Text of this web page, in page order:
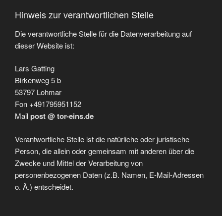
Hinweis zur verantwortlichen Stelle
Die verantwortliche Stelle für die Datenverarbeitung auf
dieser Website ist:
Lars Gatting
Birkenweg 5 b
53797 Lohmar
Fon +491795951152
Mailpost @ tor-eins.de
Verantwortliche Stelle ist die natürliche oder juristische
Person, die allein oder gemeinsam mit anderen über die
Zwecke und Mittel der Verarbeitung von
personenbezogenen Daten (z.B. Namen, E-Mail-Adressen
o. Ä.) entscheidet.